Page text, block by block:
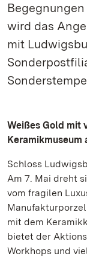
wird das
mit
Weißes Gold mit
Keramikmuseum
Schloss
Am 7. Mai dreht
vom fragilen
mit dem
bietet der
Workhops und